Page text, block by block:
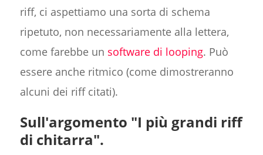
riff, ci aspettiamo una sorta di schema
ripetuto, non necessariamente alla lettera,
come farebbe un software di looping. Può
essere anche ritmico (come dimostreranno
alcuni dei riff citati).
Sull'argomento "I più grandi riff
di chitarra".